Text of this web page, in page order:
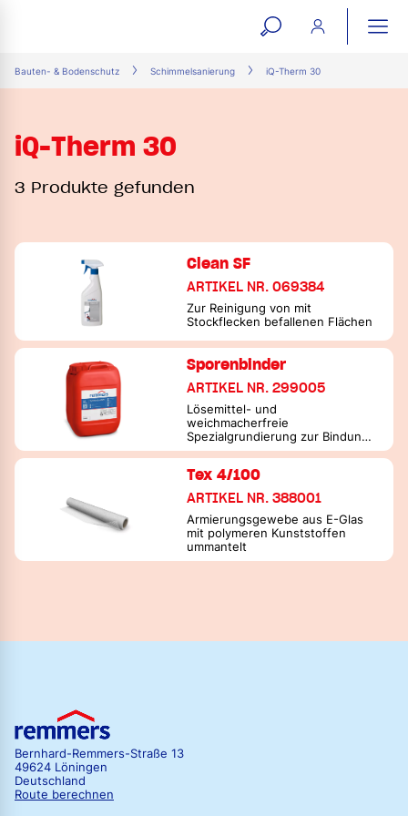
open
search
Bauten- & Bodenschutz Schimmelsanierung iQ-Therm 30
iQ-Therm 30
3 Produkte gefunden
Clean SF
ARTIKEL NR. 069384
Zur Reinigung von mit
Stockflecken befallenen Flächen
Sporenbinder
ARTIKEL NR. 299005
Lösemittel- und
weichmacherfreie
Spezialgrundierung zur Bindung
von Schimmelpilzsporen
Tex 4/100
ARTIKEL NR. 388001
Armierungsgewebe aus E-Glas
mit polymeren Kunststoffen
ummantelt
Bernhard-Remmers-Straße 13
49624 Löningen
Deutschland
Route berechnen